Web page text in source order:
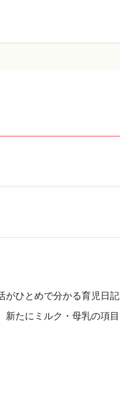
ひとめで分かる育児日記
新たにミルク・母乳の項